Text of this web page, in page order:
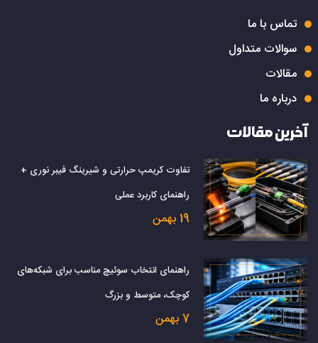
تماس با ما
سوالات متداول
مقالات
درباره ما
آخرین مقالات
تفاوت کریمپ حرارتی و شیرینگ فیبر نوری +
راهنمای کاربرد عملی
19 بهمن
راهنمای انتخاب سوئیچ مناسب برای شبکه‌های
کوچک، متوسط و بزرگ
7 بهمن